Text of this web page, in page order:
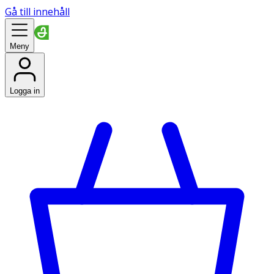
Gå till innehåll
Meny
Logga in